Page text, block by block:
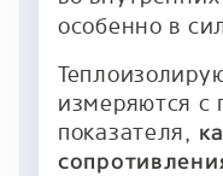
особенно в
измеряются с
показателя,